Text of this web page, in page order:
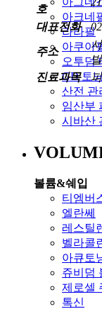
아크네
라라필
아쿠아
오투덤
GD 토
산전 관
임산부
시바산
볼륨&쉐입
티엠버
엘란쎄
레스틸
벨라콜
아큐토
쥬비덤
제로셀
톡신
호
대표전화
주소
진료과목